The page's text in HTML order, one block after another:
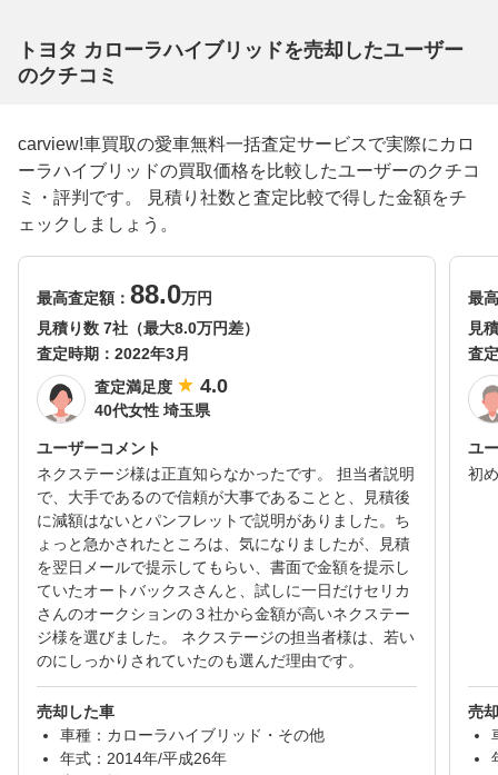
トヨタ カローラハイブリッドを売却したユーザー
のクチコミ
carview!車買取の愛車無料一括査定サービスで実際にカロ
ーラハイブリッドの買取価格を比較したユーザーのクチコ
ミ・評判です。 見積り社数と査定比較で得した金額をチ
ェックしましょう。
最高査定額： 88.0万円
見積り数 7社（最大8.0万円差）
査定時期： 2022年3月
査定満足度
4.0
40代女性 埼玉県
ユーザーコメント
ネクステージ様は正直知らなかったです。 担当者説明
で、大手であるので信頼が大事であることと、見積後
に減額はないとパンフレットで説明がありました。ち
ょっと急かされたところは、気になりましたが、見積
を翌日メールで提示してもらい、書面で金額を提示し
ていたオートバックスさんと、試しに一日だけセリカ
さんのオークションの３社から金額が高いネクステー
ジ様を選びました。 ネクステージの担当者様は、若い
のにしっかりされていたのも選んだ理由です。
売却した車
車種：カローラハイブリッド・その他
年式：2014年/平成26年
最
見
査
ユ
初
売